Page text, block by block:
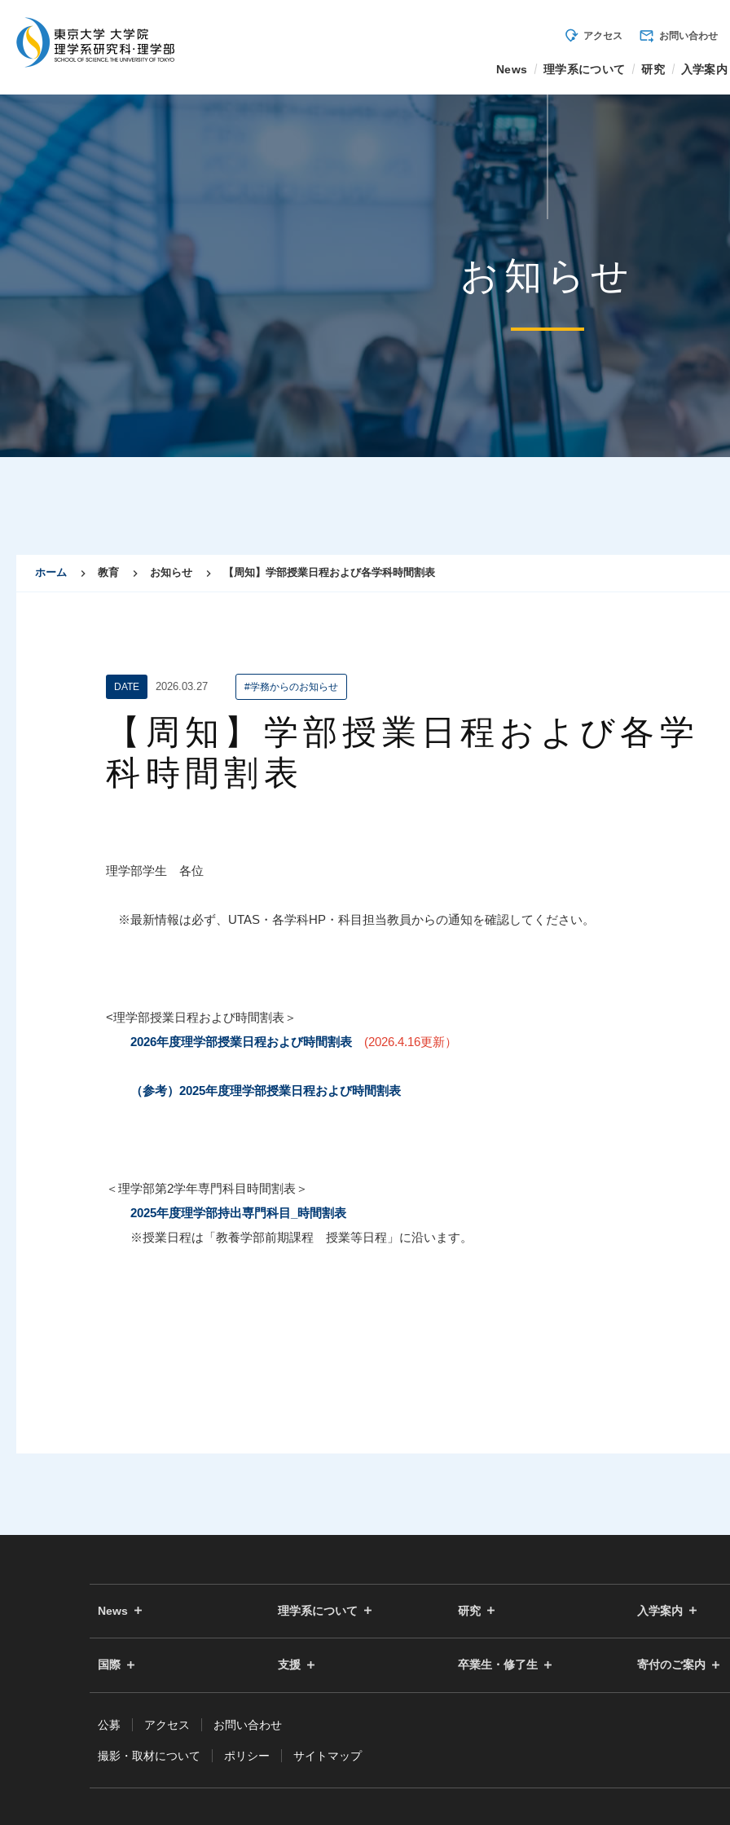
mode_of_travel アクセス forward_to_inbox お問い合わせ
News 理学系について 研究 入学案内
お知らせ
ホーム 教育 お知らせ 【周知】学部授業日程および各学科時間割表
DATE 2026.03.27 #学務からのお知らせ
【周知】学部授業日程および各学
科時間割表
理学部学生 各位
※最新情報は必ず、UTAS・各学科HP・科目担当教員からの通知を確認してください。
<理学部授業日程および時間割表＞
2026年度理学部授業日程および時間割表
(2026.4.16更新）
（参考）2025年度理学部授業日程および時間割表
＜理学部第2学年専門科目時間割表＞
2025年度理学部持出専門科目_時間割表
※授業日程は「教養学部前期課程 授業等日程」に沿います。
News 理学系について 研究 入学案内
国際 支援 卒業生・修了生 寄付のご案内
公募 アクセス お問い合わせ
撮影・取材について ポリシー サイトマップ